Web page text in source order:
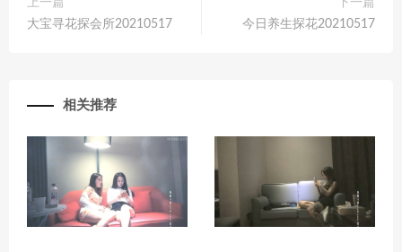
上一篇
大宝寻花探会所20210517
下一篇
今日养生探花20210517
相关推荐